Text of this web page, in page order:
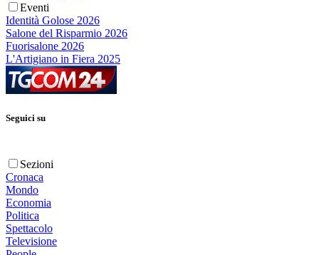
Eventi
Identità Golose 2026
Salone del Risparmio 2026
Fuorisalone 2026
L'Artigiano in Fiera 2025
Seguici su
Sezioni
Cronaca
Mondo
Economia
Politica
Spettacolo
Televisione